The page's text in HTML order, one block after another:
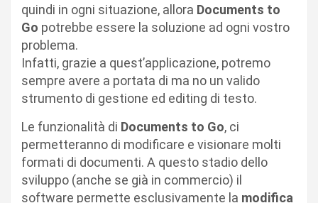
quindi in ogni situazione, allora Documents to
Go potrebbe essere la soluzione ad ogni vostro
problema.
Infatti, grazie a quest’applicazione, potremo
sempre avere a portata di ma no un valido
strumento di gestione ed editing di testo.
Le funzionalità di Documents to Go, ci
permetteranno di modificare e visionare molti
formati di documenti. A questo stadio dello
sviluppo (anche se già in commercio) il
software permette esclusivamente la modifica